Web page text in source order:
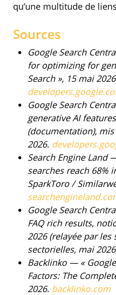
qu’une multitude de
Sources
Google Search
for optimizing for
Search », 15 mai
Google Search
generative AI
(documentation),
2026.
Search Engine Land
searches reach 68%
SparkToro /
Google Search
FAQ rich results,
2026 (relayée par les
sectorielles, mai
Backlinko — «
Factors: The
2026. backlinko.com